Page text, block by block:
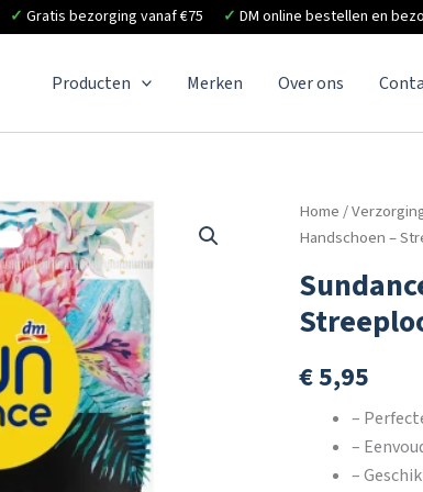
✓ Gratis bezorging vanaf €75 ✓ DM online bestellen en
Producten Merken Over ons
Home/
Handschoen –
€5,95
–
–
–